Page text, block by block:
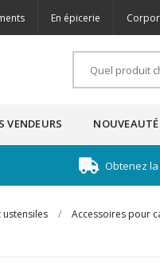
En épicerie
VENDEURS
Obtenez
ustensiles / Accessoires pour